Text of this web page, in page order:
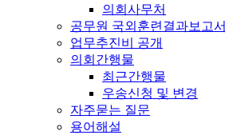
의회사무처
공무원 국외훈련결과보고서
업무추진비 공개
의회간행물
최근간행물
우송신청 및 변경
자주묻는 질문
용어해설